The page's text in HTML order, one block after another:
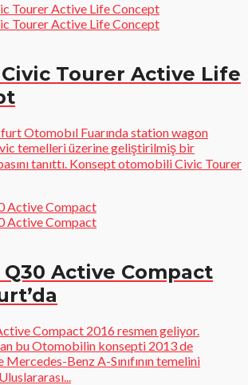
Tourer Active Life
Otomobıl Fuarında station wagon
temelleri üzerine geliştirilmiş bir
tanıttı. Konsept otomobili Civic Tourer
Active Compact
Compact 2016 resmen geliyor.
bu Otomobilin konsepti 2013 de
Mercedes-Benz A-Sınıfının temelini